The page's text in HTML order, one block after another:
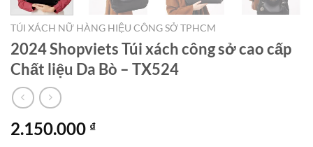
TÚI XÁCH NỮ HÀNG HIỆU CÔNG SỞ TPHCM
2024 Shopviets Túi xách công sở cao cấp
Chất liệu Da Bò – TX524
2.150.000 ₫